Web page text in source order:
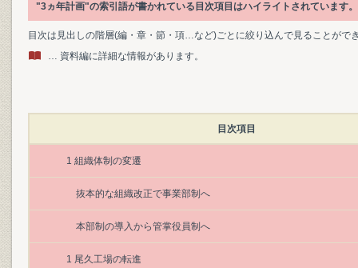
"3ヵ年計画"の索引語が書かれている目次項目はハイライトされています。
目次は見出しの階層(編・章・節・項…など)ごとに絞り込んで見ることがで
… 資料編に詳細な情報があります。
目次項目
1 組織体制の変遷
抜本的な組織改正で事業部制へ
本部制の導入から管掌役員制へ
1 尾久工場の転進